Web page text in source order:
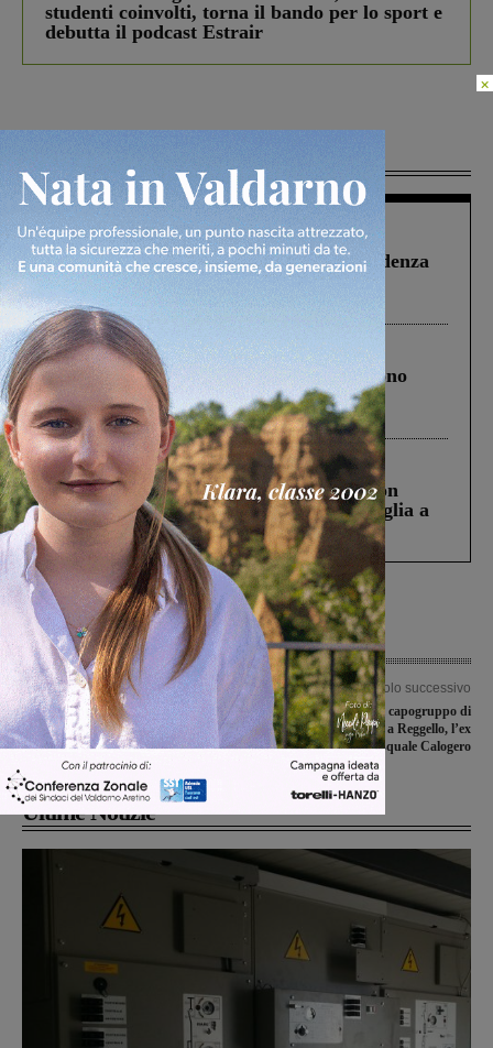
studenti coinvolti, torna il bando per lo sport e
debutta il podcast Estrair
Più lette
Figline Incisa Valdarno 1 Agosto 2026
Piscina di Figline finanziata oltre la scadenza
Pnrr, il gruppo di Fratelli d’Italia: “Un
ringraziamento al Governo”
Cronaca 4 Agosto 2026
Un anno fa la strage in A1 in cui morirono
Gianni, Giulia e Franco. Lo schianto, il
processo, lo stop ai sorpassi fra tir....
Cronaca 3 Agosto 2026
Scomparso da una struttura di Castiglion
Fiorentino l’uomo che aveva ucciso la figlia a
Levane nel 2020
Articolo precedente
Un flash mob per valorizzare
l’allattamento al seno, sabato
l’iniziativa anche in Valdarno
Articolo successivo
Si dimette il capogruppo di
Centrodestra a Reggello, l’ex
candidato sindaco Pasquale Calogero
Ultime Notizie
×